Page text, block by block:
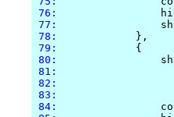
76:
77:
78:
79:
80:
81:
82:
83:
84: